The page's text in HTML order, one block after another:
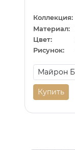
Коллекция:
Материал:
Цвет:
Рисунок:
Купить